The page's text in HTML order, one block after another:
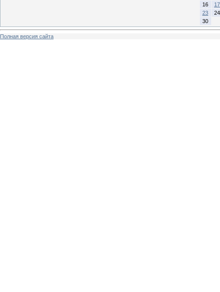
16
17
23
24
30
Полная версия сайта